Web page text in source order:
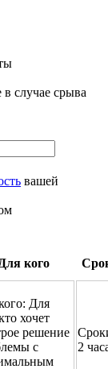
в случае срыва
вашей
Для кого
Для
хочет
решение
с
2